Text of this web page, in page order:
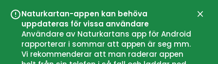
Naturkartan-appen kan behöva
uppdateras för vissa användare
Användare av Naturkartans app för Android
rapporterar i sommar att appen är seg mm.
Vi rekommenderar att man raderar appen
Close